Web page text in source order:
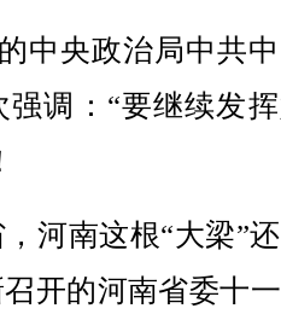
央政治局中共中
强调：“要继续发
南这根“大梁”
召开的河南省委十